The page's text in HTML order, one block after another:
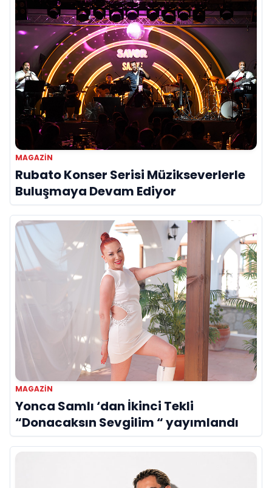
MAGAZIN
Rubato Konser Serisi Müzikseverlerle
Buluşmaya Devam Ediyor
MAGAZIN
Yonca Samlı ‘dan İkinci Tekli
“Donacaksın Sevgilim “ yayımlandı